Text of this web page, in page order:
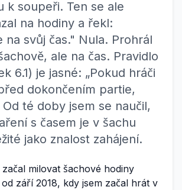
k soupeři. Ten se ale
na hodiny a řekl:
na svůj čas." Nula. Prohrál
ale na čas. Pravidlo
6.1) je jasné: „Pokud hráči
dokončením partie,
té doby jsem se naučil,
s časem je v šachu
jako znalost zahájení.
začal milovat šachové hodiny
září 2018, kdy jsem začal hrát v